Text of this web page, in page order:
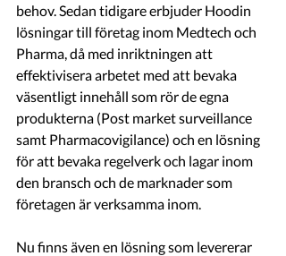
behov. Sedan tidigare erbjuder Hoodin
lösningar till företag inom Medtech och
Pharma, då med inriktningen att
effektivisera arbetet med att bevaka
väsentligt innehåll som rör de egna
produkterna (Post market surveillance
samt Pharmacovigilance) och en lösning
för att bevaka regelverk och lagar inom
den bransch och de marknader som
företagen är verksamma inom.
Nu finns även en lösning som levererar